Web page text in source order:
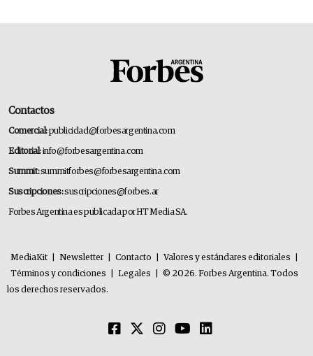
Contactos
Comercial:publicidad@forbesargentina.com
Editorial:info@forbesargentina.com
Summit:summitforbes@forbesargentina.com
Suscripciones:suscripciones@forbes.ar
Forbes Argentina es publicada por HT Media SA.
MediaKit Newsletter Contacto Valores y estándares editoriales
Términos y condiciones
Legales
© 2026. Forbes Argentina. Todos
los derechos reservados.